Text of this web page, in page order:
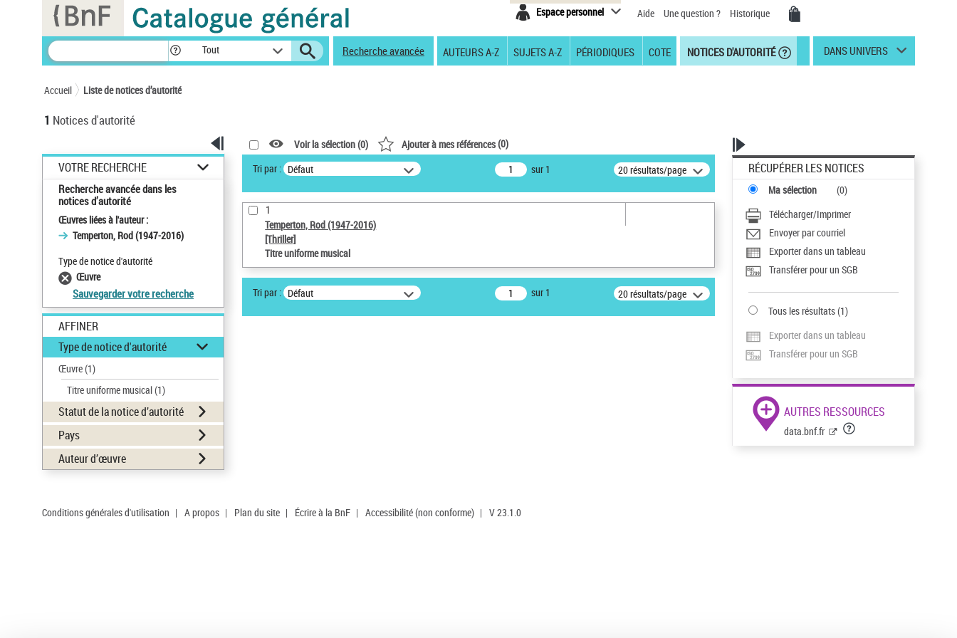
Espace personnel Aide Une question ? Historique
Tout Recherche avancée AUTEURS A-Z SUJETS A-Z PÉRIODIQUES COTE NOTICES D'AUTORITÉ DANS UNIVERS
Accueil Liste de notices d’autorité
1 Notices d'autorité
VOTRE RECHERCHE
Recherche avancée dans les
notices d’autorité
Œuvres liées à l'auteur :
Temperton, Rod (1947-2016)
Type de notice d'autorité
Œuvre
Sauvegarder votre recherche
AFFINER
Type de notice d'autorité
Œuvre(1)
Titre uniforme musical(1)
Statut de la notice d’autorité
Pays
Auteur d’œuvre
Voir la sélection (0) Ajouter à mes références(0)
Tri par : Défaut sur 1 20 résultats/page
1
Temperton, Rod (1947-2016)
[Thriller]
Titre uniforme musical
Tri par : Défaut sur 1 20 résultats/page
RÉCUPÉRER LES NOTICES
Ma sélection (0)
Télécharger/Imprimer
Envoyer par courriel
Exporter dans un tableau
Transférer pour un SGB
Tous les résultats(1)
Exporter dans un tableau
Transférer pour un SGB
AUTRES RESSOURCES
data.bnf.fr
Conditions générales d'utilisation | A propos | Plan du site | Écrire à la BnF | Accessibilité (non conforme) | V 23.1.0
Panneau de gestion des cookies